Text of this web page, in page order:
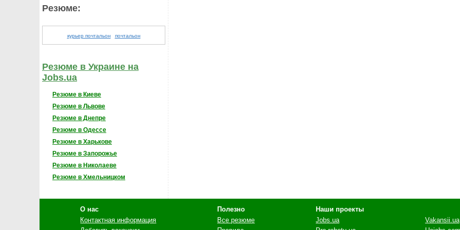
Резюме:
курьер почтальон почтальон
Резюме в Украине на
Jobs.ua
Резюме в Киеве
Резюме в Львове
Резюме в Днепре
Резюме в Одессе
Резюме в Харькове
Резюме в Запорожье
Резюме в Николаеве
Резюме в Хмельницком
О нас
Контактная информация
Полезно
Все резюме
Наши проекты
Jobs.ua
Vakansii.ua